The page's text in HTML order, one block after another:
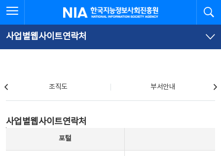
문
로
가
체
뉴
바
가
한국지능정보사회진흥원
사업별웹사이트연락처
조직도 부서안내
사업별웹사이트연락처
포털